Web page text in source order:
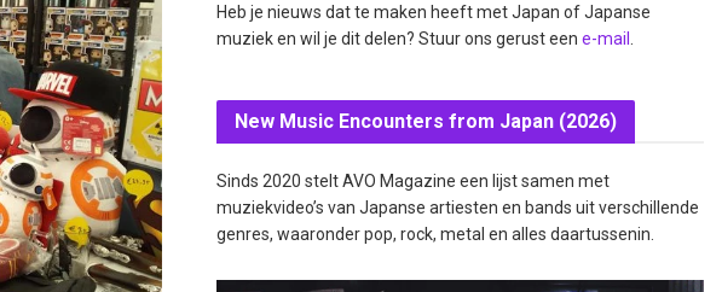
Heb je nieuws dat te maken heeft met Japan of Japanse
muziek en wil je dit delen? Stuur ons gerust een e-mail
New Music Encounters from Japan (2026)
Sinds 2020 stelt AVO Magazine een lijst samen met
muziekvideo’s van Japanse artiesten en bands uit verschillende
genres, waaronder pop, rock, metal en alles daartussenin.